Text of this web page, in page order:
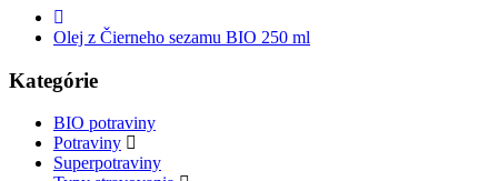
Olej z Čierneho sezamu BIO 250 ml
Kategórie
BIO potraviny
Potraviny
Superpotraviny